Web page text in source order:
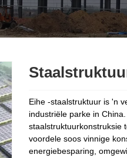
Eihe -staalstruktuur is 'n
industriële parke in
staalstruktuurkonstruksie
voordele soos vinnige
energiebesparing,